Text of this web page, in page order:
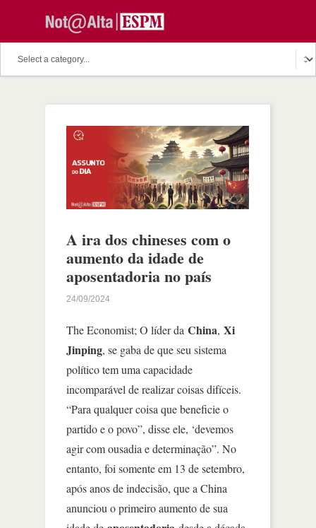
A ira dos chineses com o
aumento da idade de
aposentadoria no país
24/09/2024
The Economist; O líder da China, Xi
Jinping, se gaba de que seu sistema
político tem uma capacidade
incomparável de realizar coisas difíceis.
“Para qualquer coisa que beneficie o
partido e o povo”, disse ele, ‘devemos
agir com ousadia e determinação”. No
entanto, foi somente em 13 de setembro,
após anos de indecisão, que a China
anunciou o primeiro aumento de sua